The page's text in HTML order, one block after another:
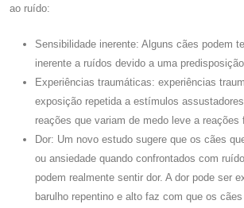
ao ruído:
Sensibilidade inerente: Alguns cães podem
inerente a ruídos devido a uma
Experiências traumáticas: experiências
exposição repetida a estímulos
reações que variam de medo leve a reações
Dor: Um novo estudo sugere que os cães
ou ansiedade quando confrontados com
podem realmente sentir dor. A dor pode ser
barulho repentino e alto faz com que os